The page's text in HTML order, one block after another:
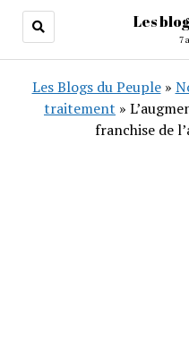
Les
7
Les Blogs du Peuple»
traitement »
franchise de